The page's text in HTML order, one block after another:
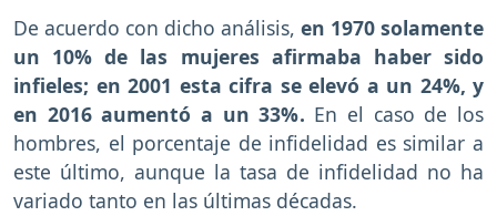
De acuerdo con dicho análisis, en 1970 solamente
un 10% de las mujeres afirmaba haber sido
infieles; en 2001 esta cifra se elevó a un 24%, y
en 2016 aumentó a un 33%. En el caso de los
hombres, el porcentaje de infidelidad es similar a
este último, aunque la tasa de infidelidad no ha
variado tanto en las últimas décadas.